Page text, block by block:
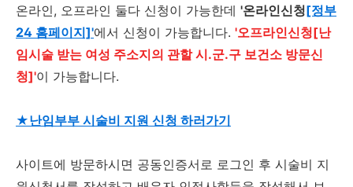
온라인, 오프라인 둘다 신청이 가능한데 '온라인신청[정부
24 홈페이지]'에서 신청이 가능합니다. '오프라인신청[난
임시술 받는 여성 주소지의 관할 시.군.구 보건소 방문신
청]'이 가능합니다.
★난임부부 시술비 지원 신청 하러가기
사이트에 방문하시면 공동인증서로 로그인 후 시술비 지